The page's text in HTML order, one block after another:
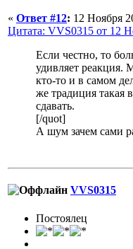
« Ответ #12: 12 Ноября
Цитата: VVS0315 от 12
Если честно, то
удивляет реакция.
кто-то и в самом
же традиция такая
сдавать.
[/quot]
А шум зачем сами
VVS0315
Постоялец